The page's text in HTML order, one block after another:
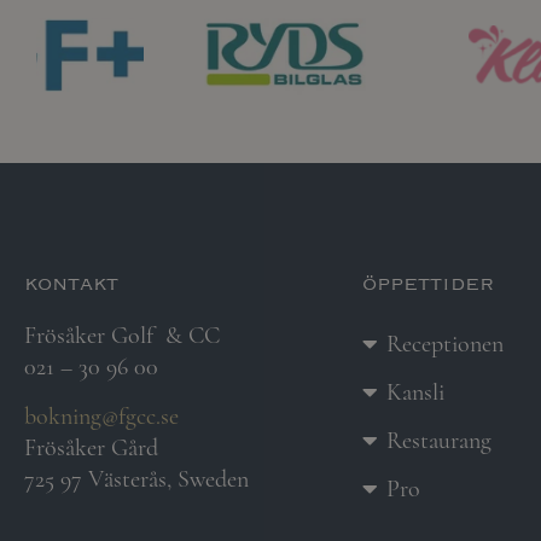
kontakt
Frösåker Golf & CC
021 – 30 96 00
bokning@fgcc.se
Frösåker Gård
725 97 Västerås, Sweden
öppettider
Receptionen
Kansli
Restaurang
Pro